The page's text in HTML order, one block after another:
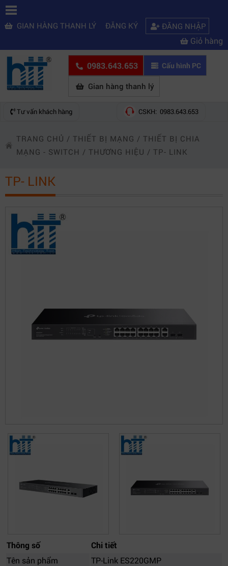
GIAN HÀNG THANH LÝ ĐĂNG KÝ ĐĂNG NHẬP
Giỏ hàng
0983.643.653 Cấu hình PC
Gian hàng thanh lý
Tư vấn khách hàng CSKH: 0983.643.653
TRANG CHỦ / THIẾT BỊ MẠNG / THIẾT BỊ CHIA
MẠNG - SWITCH / THƯƠNG HIỆU / TP- LINK
TP- LINK
Thông số
Chi tiết
Tên sản phẩm
TP-Link ES220GMP